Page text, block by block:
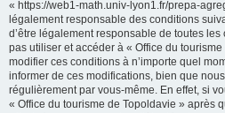
« https://web1-math.univ-lyon1.fr/prepa-
légalement responsable des conditions
d’être légalement responsable de toutes
pas utiliser et accéder à « Office du
modifier ces conditions à n’importe quel
informer de ces modifications, bien que
régulièrement par vous-même. En effet, si
« Office du tourisme de Topoldavie » après